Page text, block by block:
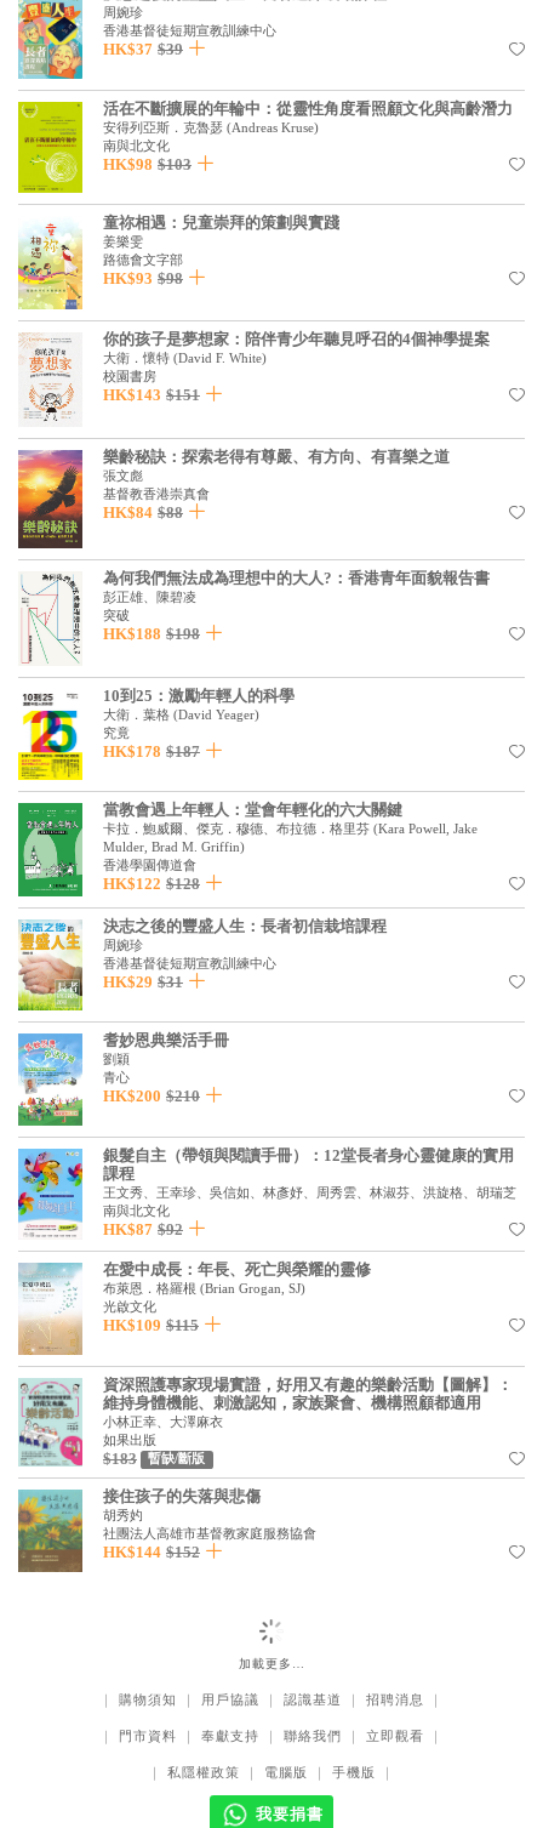
中文二手書
英文二手書
精選英文書
電子書
基道 Top 50
周婉珍
香港基督徒短期宣教訓練中心
HK$37 $39
活在不斷擴展的年輪中：從靈性角度看照顧文化與高齡潛力
安得列亞斯．克魯瑟 (Andreas Kruse)
南與北文化
HK$98 $103
童祢相遇：兒童崇拜的策劃與實踐
姜樂雯
路德會文字部
HK$93 $98
你的孩子是夢想家：陪伴青少年聽見呼召的4個神學提案
大衛．懷特 (David F. White)
校園書房
HK$143 $151
樂齡秘訣：探索老得有尊嚴、有方向、有喜樂之道
張文彪
基督教香港崇真會
HK$84 $88
為何我們無法成為理想中的大人?：香港青年面貌報告書
彭正雄、陳碧凌
突破
HK$188 $198
10到25：激勵年輕人的科學
大衛．葉格 (David Yeager)
究竟
HK$178 $187
當教會遇上年輕人：堂會年輕化的六大關鍵
卡拉．鮑威爾、傑克．穆德、布拉德．格里芬 (Kara Powell, Jake
Mulder, Brad M. Griffin)
香港學園傳道會
HK$122 $128
決志之後的豐盛人生：長者初信栽培課程
周婉珍
香港基督徒短期宣教訓練中心
HK$29 $31
耆妙恩典樂活手冊
劉穎
青心
HK$200 $210
銀髮自主（帶領與閱讀手冊）：12堂長者身心靈健康的實用
課程
王文秀、王幸珍、吳信如、林彥妤、周秀雲、林淑芬、洪旋格、胡瑞芝
南與北文化
HK$87 $92
在愛中成長：年長、死亡與榮耀的靈修
布萊恩．格羅根 (Brian Grogan, SJ)
光啟文化
HK$109 $115
資深照護專家現場實證，好用又有趣的樂齡活動【圖解】：
維持身體機能、刺激認知，家族聚會、機構照顧都適用
小林正幸、大澤麻衣
如果出版
$183 暫缺/斷版
接住孩子的失落與悲傷
胡秀妁
社團法人高雄市基督教家庭服務協會
HK$144 $152
加載更多…
｜ 購物須知 ｜ 用戶協議 ｜ 認識基道 ｜ 招聘消息 ｜
｜ 門市資料 ｜ 奉獻支持 ｜ 聯絡我們 ｜ 立即觀看 ｜
｜ 私隱權政策 ｜ 電腦版 ｜ 手機版 ｜
我要捐書